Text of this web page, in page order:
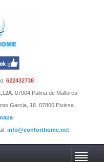
622432738
07004 Palma de Mallorca
Garcia, 18. 07800 Eivissa
info@conforthome.net